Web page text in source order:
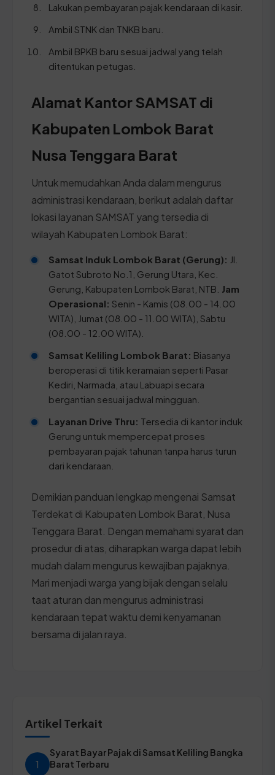
Lakukan pembayaran pajak kendaraan di kasir.
Ambil STNK dan TNKB baru.
Ambil BPKB baru sesuai jadwal yang telah
ditentukan petugas.
Alamat Kantor SAMSAT di
Kabupaten Lombok Barat
Nusa Tenggara Barat
Untuk memudahkan Anda dalam mengurus
administrasi kendaraan, berikut adalah daftar
lokasi layanan SAMSAT yang tersedia di
wilayah Kabupaten Lombok Barat:
Samsat Induk Lombok Barat (Gerung): Jl.
Gatot Subroto No.1, Gerung Utara, Kec.
Gerung, Kabupaten Lombok Barat, NTB.
Jam
Operasional: Senin - Kamis (08.00 - 14.00
WITA), Jumat (08.00 - 11.00 WITA), Sabtu
(08.00 - 12.00 WITA).
Samsat Keliling Lombok Barat: Biasanya
beroperasi di titik keramaian seperti Pasar
Kediri, Narmada, atau Labuapi secara
bergantian sesuai jadwal mingguan.
Layanan Drive Thru: Tersedia di kantor induk
Gerung untuk mempercepat proses
pembayaran pajak tahunan tanpa harus turun
dari kendaraan.
Demikian panduan lengkap mengenai Samsat
Terdekat di Kabupaten Lombok Barat, Nusa
Tenggara Barat. Dengan memahami syarat dan
prosedur di atas, diharapkan warga dapat lebih
mudah dalam mengurus kewajiban pajaknya.
Mari menjadi warga yang bijak dengan selalu
taat aturan dan mengurus administrasi
kendaraan tepat waktu demi kenyamanan
bersama di jalan raya.
Artikel Terkait
1
Syarat Bayar Pajak di Samsat Keliling Bangka
Barat Terbaru